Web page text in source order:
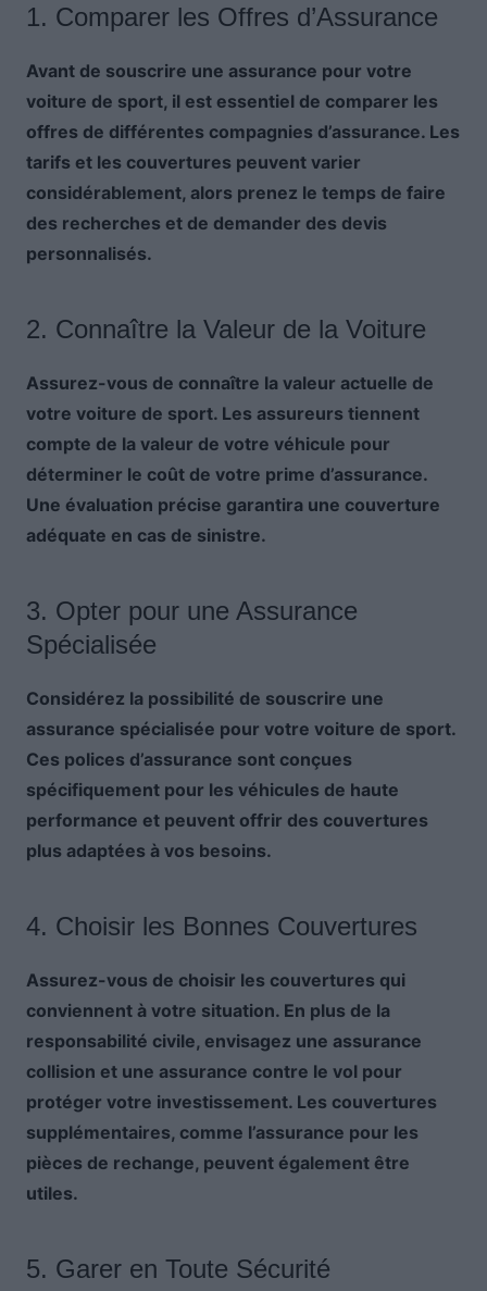
1. Comparer les Offres d’Assurance
Avant de souscrire une assurance pour votre
voiture de sport, il est essentiel de comparer les
offres de différentes compagnies d’assurance. Les
tarifs et les couvertures peuvent varier
considérablement, alors prenez le temps de faire
des recherches et de demander des devis
personnalisés.
2. Connaître la Valeur de la Voiture
Assurez-vous de connaître la valeur actuelle de
votre voiture de sport. Les assureurs tiennent
compte de la valeur de votre véhicule pour
déterminer le coût de votre prime d’assurance.
Une évaluation précise garantira une couverture
adéquate en cas de sinistre.
3. Opter pour une Assurance
Spécialisée
Considérez la possibilité de souscrire une
assurance spécialisée pour votre voiture de sport.
Ces polices d’assurance sont conçues
spécifiquement pour les véhicules de haute
performance et peuvent offrir des couvertures
plus adaptées à vos besoins.
4. Choisir les Bonnes Couvertures
Assurez-vous de choisir les couvertures qui
conviennent à votre situation. En plus de la
responsabilité civile, envisagez une assurance
collision et une assurance contre le vol pour
protéger votre investissement. Les couvertures
supplémentaires, comme l’assurance pour les
pièces de rechange, peuvent également être
utiles.
5. Garer en Toute Sécurité